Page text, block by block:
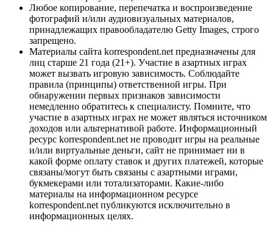
Любое копирование, перепечатка и воспроизведение
фотографий и/или аудиовизуальных материалов,
принадлежащих правообладателю Getty Images, строго
запрещено.
Материалы сайта korrespondent.net предназначены для
лиц старше 21 года (21+). Участие в азартных играх
может вызвать игровую зависимость. Соблюдайте
правила (принципы) ответственной игры. При
обнаружении первых признаков зависимости
немедленно обратитесь к специалисту. Помните, что
участие в азартных играх не может являться источником
доходов или альтернативой работе. Информационный
ресурс korrespondent.net не проводит игры на реальные
и/или виртуальные деньги, сайт не принимает ни в
какой форме оплату ставок и других платежей, которые
связаны/могут быть связаны с азартными играми,
букмекерами или тотализаторами. Какие-либо
материалы на информационном ресурсе
korrespondent.net публикуются исключительно в
информационных целях.